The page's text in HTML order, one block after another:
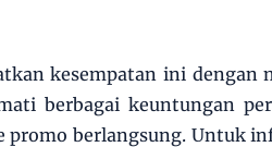
kesempatan ini
berbagai keuntungan
promo berlangsung. Untuk